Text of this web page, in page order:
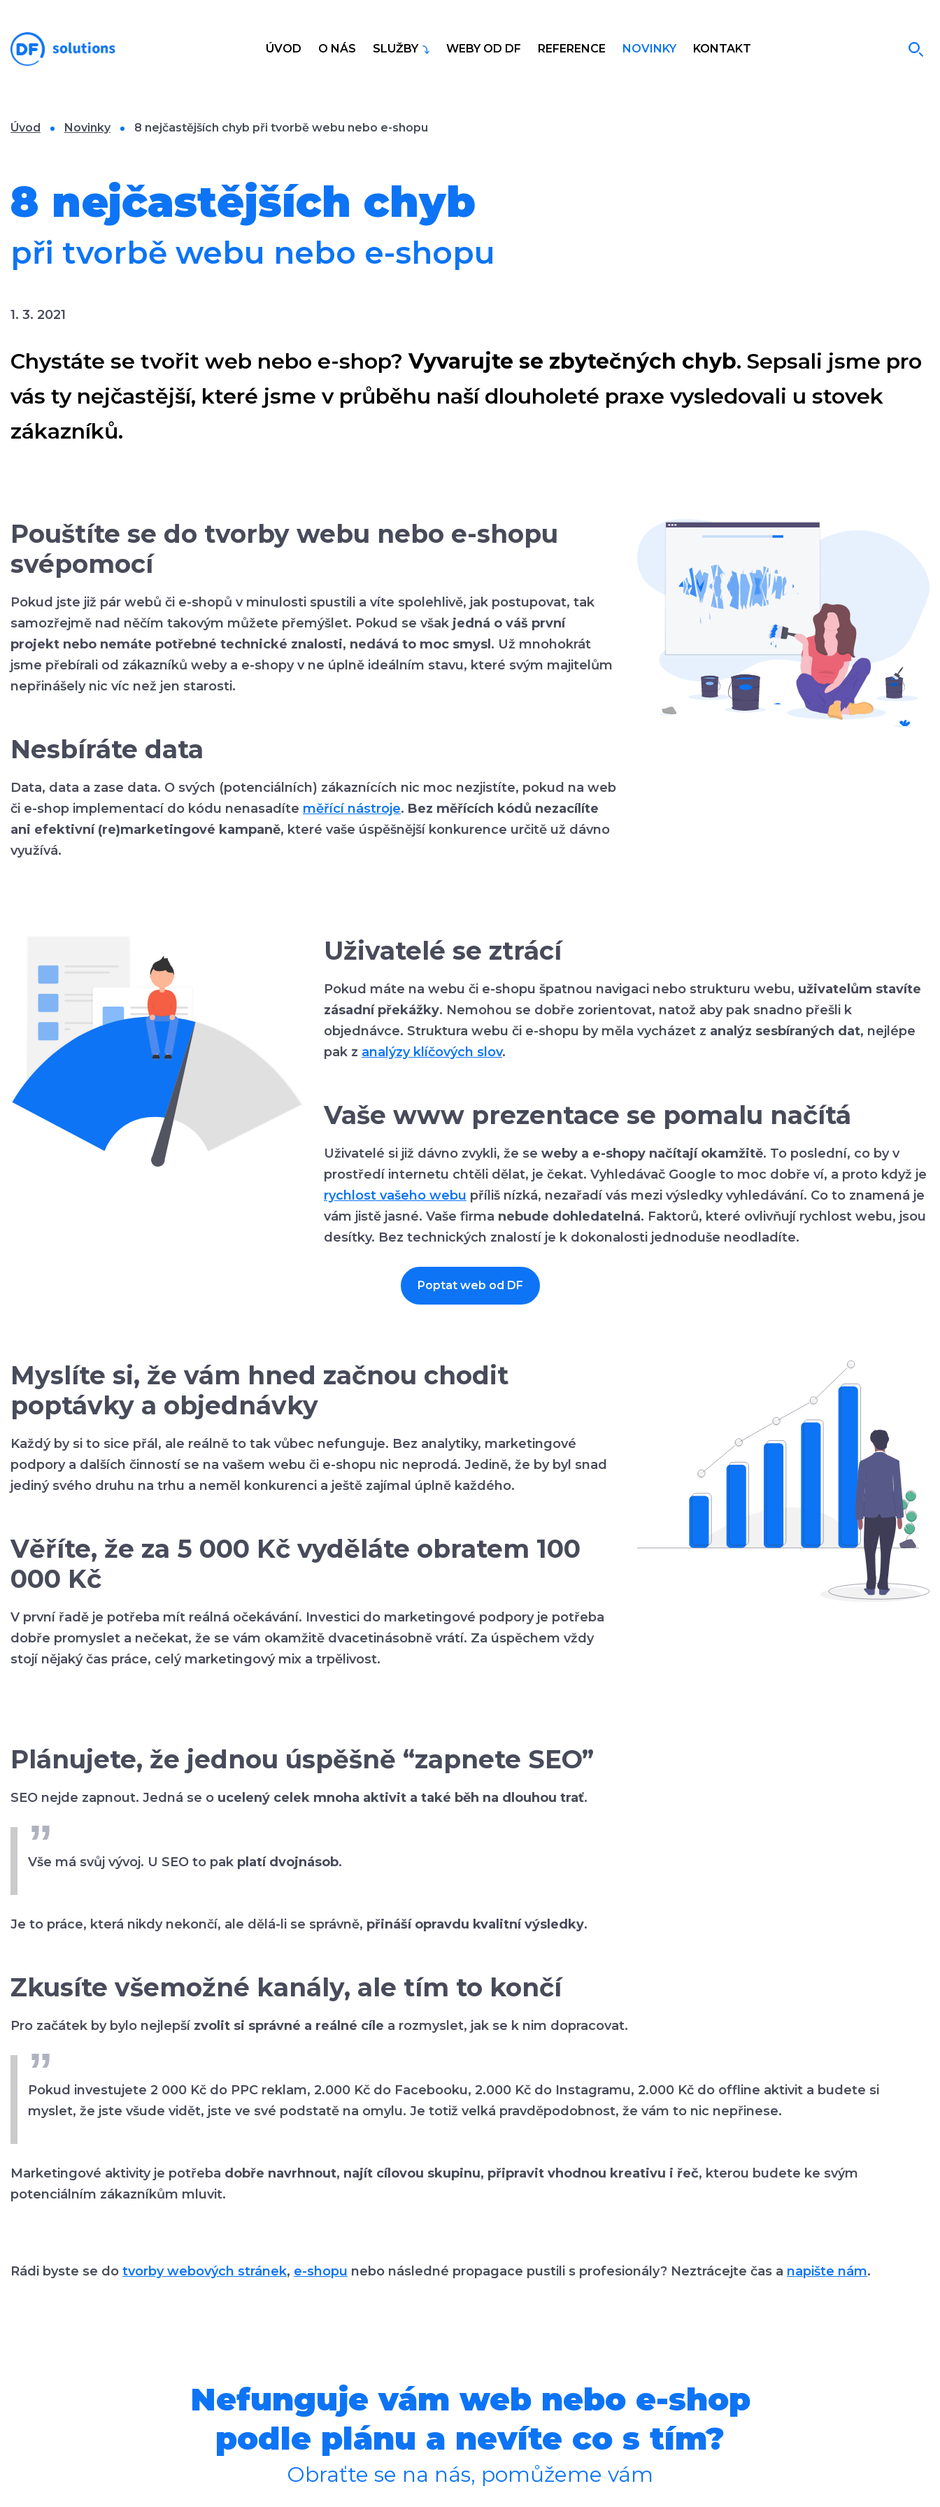
ÚVOD O NÁS SLUŽBY WEBY OD DF REFERENCE NOVINKY KONTAKT
Úvod Novinky 8 nejčastějších chyb při tvorbě webu nebo e-shopu
8 nejčastějších chyb
při tvorbě webu nebo e-shopu
1. 3. 2021
Chystáte se tvořit web nebo e-shop? Vyvarujte se zbytečných chyb. Sepsali jsme pro
vás ty nejčastější, které jsme v průběhu naší dlouholeté praxe vysledovali u stovek
zákazníků.
Pouštíte se do tvorby webu nebo e-shopu
svépomocí
Pokud jste již pár webů či e-shopů v minulosti spustili a víte spolehlivě, jak postupovat, tak
samozřejmě nad něčím takovým můžete přemýšlet. Pokud se však jedná o váš první
projekt nebo nemáte potřebné technické znalosti, nedává to moc smysl . Už mnohokrát
jsme přebírali od zákazníků weby a e-shopy v ne úplně ideálním stavu, které svým majitelům
nepřinášely nic víc než jen starosti.
Nesbíráte data
Data, data a zase data. O svých (potenciálních) zákaznících nic moc nezjistíte, pokud na web
či e-shop implementací do kódu nenasadíte měřící nástroje. Bez měřících kódů nezacílíte
ani efektivní (re)marketingové kampaně, které vaše úspěšnější konkurence určitě už dávno
využívá.
Uživatelé se ztrácí
Pokud máte na webu či e-shopu špatnou navigaci nebo strukturu webu, uživatelům stavíte
zásadní překážky. Nemohou se dobře zorientovat, natož aby pak snadno přešli k
objednávce. Struktura webu či e-shopu by měla vycházet z analýz sesbíraných dat, nejlépe
pak z analýzy klíčových slov.
Vaše www prezentace se pomalu načítá
Uživatelé si již dávno zvykli, že se weby a e-shopy načítají okamžitě. To poslední, co by v
prostředí internetu chtěli dělat, je čekat. Vyhledávač Google to moc dobře ví, a proto když je
rychlost vašeho webu příliš nízká, nezařadí vás mezi výsledky vyhledávání. Co to znamená je
vám jistě jasné. Vaše firma nebude dohledatelná. Faktorů, které ovlivňují rychlost webu, jsou
desítky. Bez technických znalostí je k dokonalosti jednoduše neodladíte.
Poptat web od DF
Myslíte si, že vám hned začnou chodit
poptávky a objednávky
Každý by si to sice přál, ale reálně to tak vůbec nefunguje. Bez analytiky, marketingové
podpory a dalších činností se na vašem webu či e-shopu nic neprodá. Jedině, že by byl snad
jediný svého druhu na trhu a neměl konkurenci a ještě zajímal úplně každého.
Věříte, že za 5 000 Kč vyděláte obratem 100
000 Kč
V první řadě je potřeba mít reálná očekávání. Investici do marketingové podpory je potřeba
dobře promyslet a nečekat, že se vám okamžitě dvacetinásobně vrátí. Za úspěchem vždy
stojí nějaký čas práce, celý marketingový mix a trpělivost.
Plánujete, že jednou úspěšně “zapnete SEO”
SEO nejde zapnout. Jedná se o ucelený celek mnoha aktivit a také běh na dlouhou trať.
Vše má svůj vývoj. U SEO to pak platí dvojnásob.
Je to práce, která nikdy nekončí, ale dělá-li se správně, přináší opravdu kvalitní výsledky.
Zkusíte všemožné kanály, ale tím to končí
Pro začátek by bylo nejlepší zvolit si správné a reálné cíle a rozmyslet, jak se k nim dopracovat.
Pokud investujete 2 000 Kč do PPC reklam, 2.000 Kč do Facebooku, 2.000 Kč do Instagramu, 2.000 Kč do offline aktivit a budete si
myslet, že jste všude vidět, jste ve své podstatě na omylu. Je totiž velká pravděpodobnost, že vám to nic nepřinese.
Marketingové aktivity je potřeba dobře navrhnout, najít cílovou skupinu, připravit vhodnou kreativu i řeč, kterou budete ke svým
potenciálním zákazníkům mluvit.
Rádi byste se do tvorby webových stránek, e-shopu nebo následné propagace pustili s profesionály? Neztrácejte čas a napište nám.
Nefunguje vám web nebo e-shop
podle plánu a nevíte co s tím?
Obraťte se na nás, pomůžeme vám